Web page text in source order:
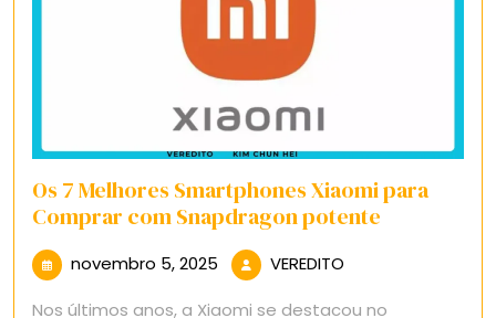
Os 7 Melhores Smartphones Xiaomi para
Comprar com Snapdragon potente
novembro 5, 2025 novembro
2025
VEREDITO
Nos últimos anos, a Xiaomi se destacou no